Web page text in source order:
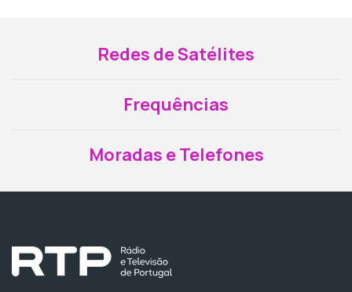
Redes de Satélites
Frequências
Moradas e Telefones